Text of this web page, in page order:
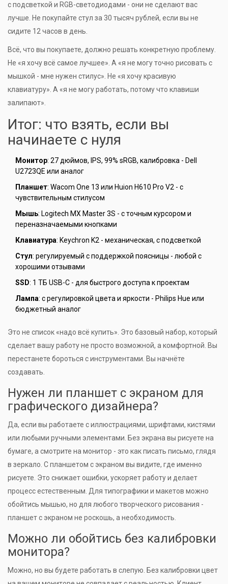
с подсветкой и RGB-светодиодами - они не сделают вас
лучше. Не покупайте стул за 30 тысяч рублей, если вы не
сидите 12 часов в день.
Всё, что вы покупаете, должно решать конкретную проблему.
Не «я хочу всё самое лучшее». А «я не могу точно рисовать с
мышкой - мне нужен стилус». Не «я хочу красивую
клавиатуру». А «я не могу работать, потому что клавиши
залипают».
Итог: что взять, если вы
начинаете с нуля
Монитор: 27 дюймов, IPS, 99% sRGB, калибровка - Dell
U2723QE или аналог
Планшет: Wacom One 13 или Huion H610 Pro V2 - с
чувствительным стилусом
Мышь: Logitech MX Master 3S - с точным курсором и
переназначаемыми кнопками
Клавиатура: Keychron K2 - механическая, с подсветкой
Стул: регулируемый с поддержкой поясницы - любой с
хорошими отзывами
SSD: 1 ТБ USB-C - для быстрого доступа к проектам
Лампа: с регулировкой цвета и яркости - Philips Hue или
бюджетный аналог
Это не список «надо всё купить». Это базовый набор, который
сделает вашу работу не просто возможной, а комфортной. Вы
перестанете бороться с инструментами. Вы начнёте
создавать.
Нужен ли планшет с экраном для
графического дизайнера?
Да, если вы работаете с иллюстрациями, шрифтами, кистями
или любыми ручными элементами. Без экрана вы рисуете на
бумаге, а смотрите на монитор - это как писать письмо, глядя
в зеркало. С планшетом с экраном вы видите, где именно
рисуете. Это снижает ошибки, ускоряет работу и делает
процесс естественным. Для типографики и макетов можно
обойтись мышью, но для любого творческого рисования -
планшет с экраном не роскошь, а необходимость.
Можно ли обойтись без калибровки
монитора?
Можно, но вы будете работать в слепую. Без калибровки цвет